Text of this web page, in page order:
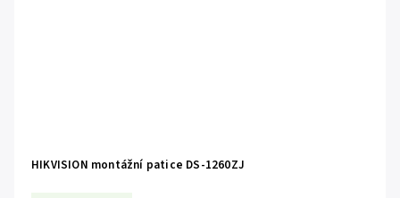
HIKVISION montážní patice DS-1260ZJ